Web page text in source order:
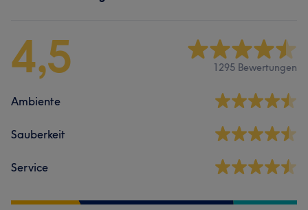
4,5 1295 Bewertungen
Ambiente
Sauberkeit
Service